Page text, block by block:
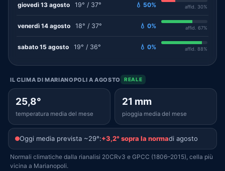
giovedì 13 agosto 19° / 37° 💧 50% affid. 30%
venerdì 14 agosto 18° / 37° 💧 0% affid. 67%
sabato 15 agosto 19° / 36° 💧 0% affid. 88%
IL CLIMA DI MARIANOPOLI A AGOSTO REALE
25,8°
temperatura media del mese
21 mm
pioggia media del mese
Oggi media prevista ~29°:+3,2° sopra la normadi agosto
Normali climatiche dalla rianalisi 20CRv3 e GPCC (1806–2015), cella più
vicina a Marianopoli.